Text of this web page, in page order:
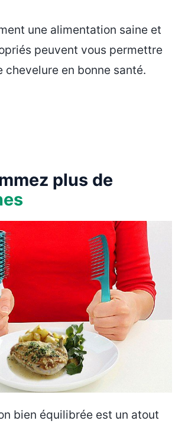
une alimentation saine et
peuvent vous permettre
chevelure en bonne santé.
plus de
bien équilibrée est un atout